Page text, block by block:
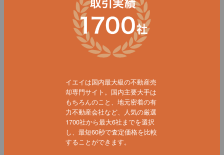
イエイは国内最大級の不動産売
却専門サイト。国内主要大手は
もちろんのこと、地元密着の有
力不動産会社など、人気の厳選
1700社から最大6社までを選択
し、最短60秒で査定価格を比較
することができます。